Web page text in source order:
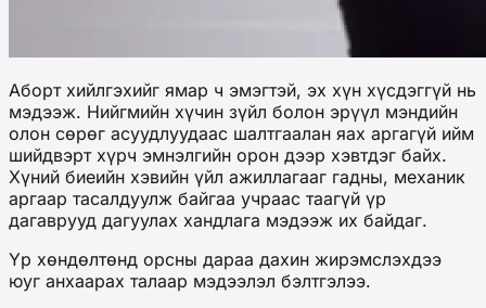
Аборт хийлгэхийг ямар ч эмэгтэй, эх хүн хүсдэггүй нь
мэдээж. Нийгмийн хүчин зүйл болон эрүүл мэндийн
олон сөрөг асуудлуудаас шалтгаалан яах аргагүй ийм
шийдвэрт хүрч эмнэлгийн орон дээр хэвтдэг байх.
Хүний биеийн хэвийн үйл ажиллагааг гадны, механик
аргаар тасалдуулж байгаа учраас таагүй үр
дагаврууд дагуулах хандлага мэдээж их байдаг.
Үр хөндөлтөнд орсны дараа дахин жирэмслэхдээ
юуг анхаарах талаар мэдээлэл бэлтгэлээ.